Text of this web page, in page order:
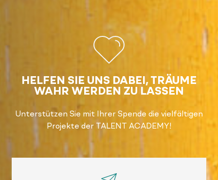
HELFEN SIE UNS DABEI, TRÄUME
WAHR WERDEN ZU LASSEN
Unterstützen Sie mit Ihrer Spende die vielfältigen
Projekte der TALENT ACADEMY!